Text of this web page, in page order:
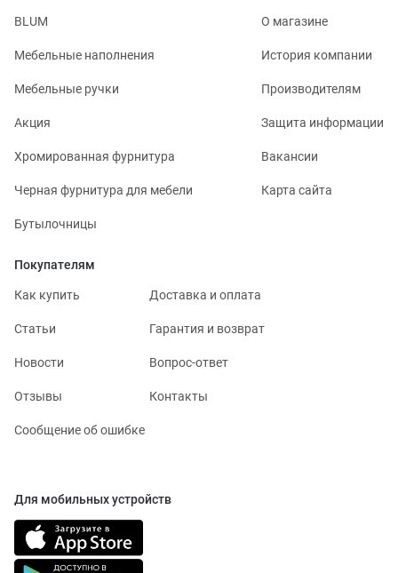
BLUM
Мебельные наполнения
Мебельные ручки
Акция
Хромированная фурнитура
Черная фурнитура для мебели
Бутылочницы
О магазине
История компании
Производителям
Защита информации
Вакансии
Карта сайта
Покупателям
Как купить Доставка и оплата
Статьи Гарантия и возврат
Новости Вопрос-ответ
Отзывы Контакты
Сообщение об ошибке
Для мобильных устройств